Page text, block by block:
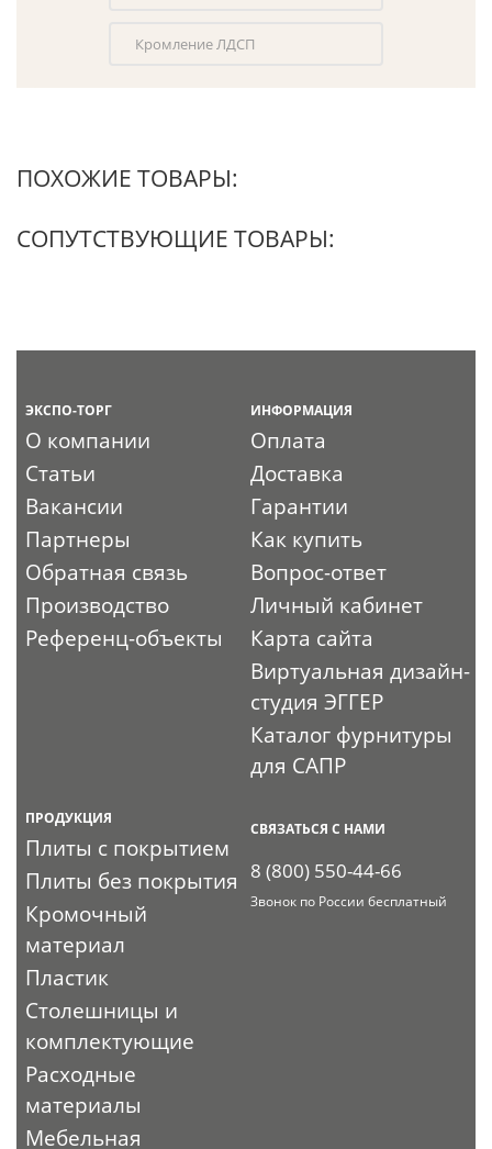
Кромление ЛДСП
ПОХОЖИЕ ТОВАРЫ:
СОПУТСТВУЮЩИЕ ТОВАРЫ:
ЭКСПО-ТОРГ
О компании
Статьи
Вакансии
Партнеры
Обратная связь
Производство
Референц-объекты
ИНФОРМАЦИЯ
Оплата
Доставка
Гарантии
Как купить
Вопрос-ответ
Личный кабинет
Карта сайта
Виртуальная дизайн-
студия ЭГГЕР
Каталог фурнитуры
для САПР
ПРОДУКЦИЯ
Плиты с покрытием
Плиты без покрытия
Кромочный
материал
Пластик
Столешницы и
комплектующие
Расходные
материалы
Мебельная
СВЯЗАТЬСЯ С НАМИ
8 (800) 550-44-66
Звонок по России бесплатный